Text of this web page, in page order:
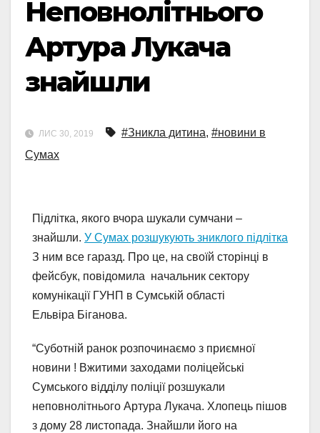
Неповнолітнього
Артура Лукача
знайшли
ЛИС 30, 2019 #Зникла дитина, #новини в
Сумах
Підлітка, якого вчора шукали сумчани –
знайшли. У Сумах розшукують зниклого підлітка
З ним все гаразд. Про це, на своїй сторінці в
фейсбук, повідомила начальник сектору
комунікації ГУНП в Сумській області
Ельвіра Біганова.
“Суботній ранок розпочинаємо з приємної
новини ! Вжитими заходами поліцейські
Сумського відділу поліції розшукали
неповнолітнього Артура Лукача. Хлопець пішов
з дому 28 листопада. Знайшли його на